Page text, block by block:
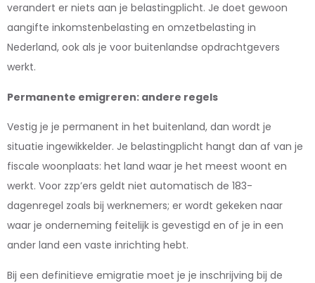
verandert er niets aan je belastingplicht. Je doet gewoon
aangifte inkomstenbelasting en omzetbelasting in
Nederland, ook als je voor buitenlandse opdrachtgevers
werkt.
Permanente emigreren: andere regels
Vestig je je permanent in het buitenland, dan wordt je
situatie ingewikkelder. Je belastingplicht hangt dan af van je
fiscale woonplaats: het land waar je het meest woont en
werkt. Voor zzp’ers geldt niet automatisch de 183-
dagenregel zoals bij werknemers; er wordt gekeken naar
waar je onderneming feitelijk is gevestigd en of je in een
ander land een vaste inrichting hebt.
Bij een definitieve emigratie moet je je inschrijving bij de